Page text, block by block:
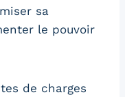
sa
le pouvoir
de charges